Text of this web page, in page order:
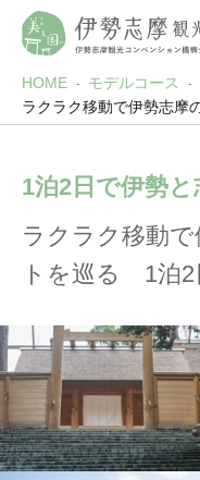
HOME
モデルコース
ラクラク移動で伊勢志
1泊2日で伊勢
ラクラク移動
トを巡る 1泊2